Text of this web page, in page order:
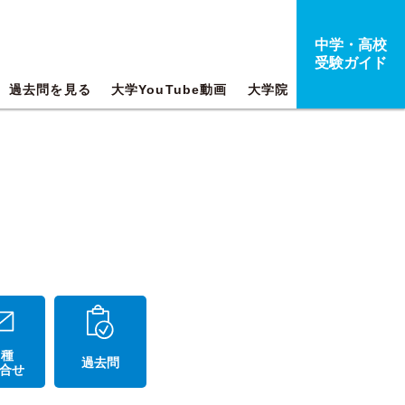
過去問を見る 大学YouTube動画 大学院
中学・高校
受験ガイド
せ
過去問